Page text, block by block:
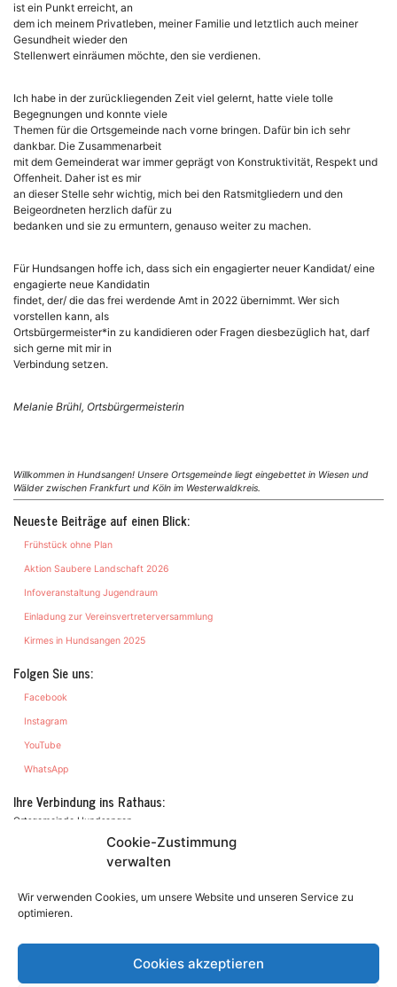
Cookie-Zustimmung
verwalten
Wir verwenden Cookies, um unsere Website und unseren Service zu
optimieren.
Cookies akzeptieren
ist ein Punkt erreicht, an
dem ich meinem Privatleben, meiner Familie und letztlich auch meiner
Gesundheit wieder den
Stellenwert einräumen möchte, den sie verdienen.
Ich habe in der zurückliegenden Zeit viel gelernt, hatte viele tolle
Begegnungen und konnte viele
Themen für die Ortsgemeinde nach vorne bringen. Dafür bin ich sehr
dankbar. Die Zusammenarbeit
mit dem Gemeinderat war immer geprägt von Konstruktivität, Respekt und
Offenheit. Daher ist es mir
an dieser Stelle sehr wichtig, mich bei den Ratsmitgliedern und den
Beigeordneten herzlich dafür zu
bedanken und sie zu ermuntern, genauso weiter zu machen.
Für Hundsangen hoffe ich, dass sich ein engagierter neuer Kandidat/ eine
engagierte neue Kandidatin
findet, der/ die das frei werdende Amt in 2022 übernimmt. Wer sich
vorstellen kann, als
Ortsbürgermeister*in zu kandidieren oder Fragen diesbezüglich hat, darf
sich gerne mit mir in
Verbindung setzen.
Melanie Brühl, Ortsbürgermeisterin
Willkommen in Hundsangen! Unsere Ortsgemeinde liegt eingebettet in Wiesen und
Wälder zwischen Frankfurt und Köln im Westerwaldkreis.
Neueste Beiträge auf einen Blick:
Frühstück ohne Plan
Aktion Saubere Landschaft 2026
Infoveranstaltung Jugendraum
Einladung zur Vereinsvertreterversammlung
Kirmes in Hundsangen 2025
Folgen Sie uns:
Facebook
Instagram
YouTube
WhatsApp
Ihre Verbindung ins Rathaus:
Ortsgemeinde Hundsangen